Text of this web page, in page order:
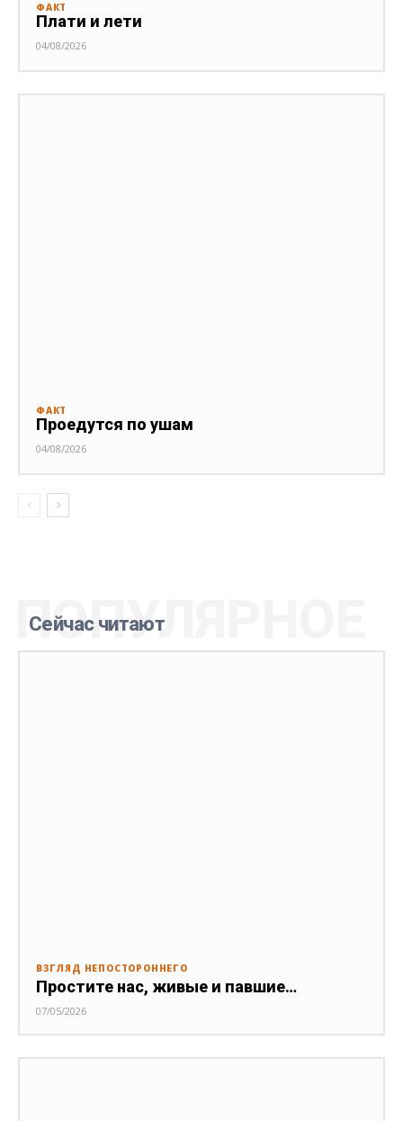
ФАКТ
Плати и лети
04/08/2026
ФАКТ
Проедутся по ушам
04/08/2026
Сейчас читают
ПОПУЛЯРНОЕ
ВЗГЛЯД НЕПОСТОРОННЕГО
Простите нас, живые и павшие…
07/05/2026